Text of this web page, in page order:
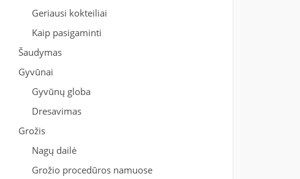
Geriausi kokteiliai
Kaip pasigaminti
Šaudymas
Gyvūnai
Gyvūnų globa
Dresavimas
Grožis
Nagų dailė
Grožio procedūros namuose